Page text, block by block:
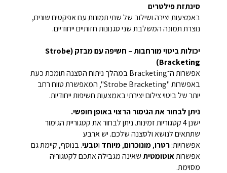
סינתזת פילטרים
באמצעות יצירה ושילוב של שתי תמונות עם אפקטים שונים,
נוצרת תמונה המשלבת שני סגנונות חזותיים ייחודיים.
יכולות ביטוי מורחבות – חשיפה עם מבזק (Strobe
Bracketing)
אפשרות ה־Bracketing במהלך ניתוח הסצנה תומכת כעת
באפשרות "Strobe Bracketing", המאפשרת טווח רחב
יותר של ביטוי צילום יצירתי באמצעות חשיפות ייחודיות.
ניתן לבחור את הגימור הרצוי באופן חופשי.
ישנן 4 קטגוריות זמינות. ניתן לבחור את קטגוריית הגימור
שתתאים לנושא ולסצנה שלכם. יש ארבע
אפשרויות:רטרו,מונוכרום,מיוחד וטבעי. בנוסף, קיימת גם
אפשרותאוטומטיתשאינה מגבילה אתכם לקטגוריה
מסוימת.